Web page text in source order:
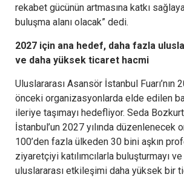
rekabet gücünün artmasına katkı
buluşma alanı olacak” dedi.
2027 için ana hedef, daha fazla
ve daha yüksek ticaret hacmi
Uluslararası Asansör İstanbul Fuarı’nın
önceki organizasyonlarda elde edilen
ileriye taşımayı hedefliyor. Seda
İstanbul’un 2027 yılında düzenlenecek
100’den fazla ülkeden 30 bini aşkın
ziyaretçiyi katılımcılarla buluşturmayı
uluslararası etkileşimi daha yüksek bir